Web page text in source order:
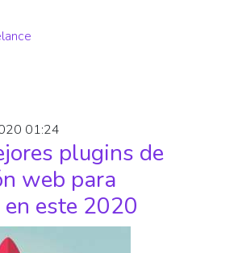
01:24
plugins de
web para
este 2020